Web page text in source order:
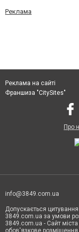
Реклама
Реклама на сайті
Франшиза "CitySites"
Про
info@3849.com.ua
Допускається
3849.com.ua за умови
3849.com.ua - Сайт
обов'язкове